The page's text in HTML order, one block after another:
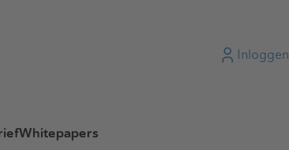
Inloggen
Whitepapers